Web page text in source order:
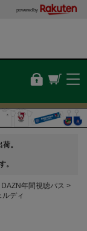
powered by
。
。
DAZN年間視聴パス
ディ